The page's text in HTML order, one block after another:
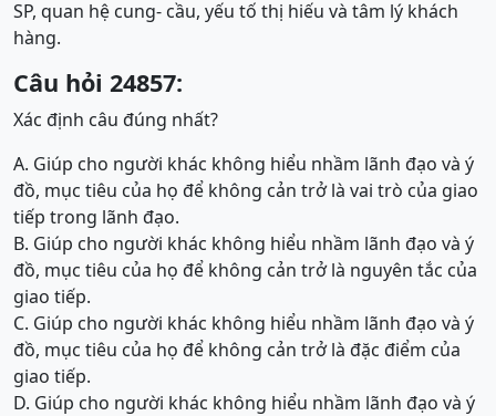
SP, quan hệ cung- cầu, yếu tố thị hiếu và tâm lý khách
hàng.
Câu hỏi 24857:
Xác định câu đúng nhất?
A. Giúp cho người khác không hiểu nhầm lãnh đạo và ý
đồ, mục tiêu của họ để không cản trở là vai trò của giao
tiếp trong lãnh đạo.
B. Giúp cho người khác không hiểu nhầm lãnh đạo và ý
đồ, mục tiêu của họ để không cản trở là nguyên tắc của
giao tiếp.
C. Giúp cho người khác không hiểu nhầm lãnh đạo và ý
đồ, mục tiêu của họ để không cản trở là đặc điểm của
giao tiếp.
D. Giúp cho người khác không hiểu nhầm lãnh đạo và ý